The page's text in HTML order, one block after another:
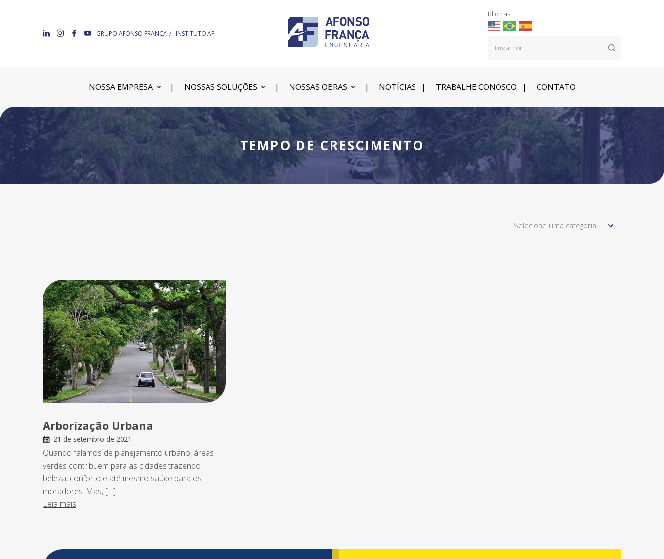
GRUPO AFONSO FRANÇA INSTITUTO AF
Idiomas:
NOSSA EMPRESA NOSSAS SOLUÇÕES NOSSAS OBRAS NOTÍCIAS TRABALHE CONOSCO CONTATO
TEMPO DE CRESCIMENTO
Selecione uma categoria
Arborização Urbana
21 de setembro de 2021
Quando falamos de planejamento urbano, áreas
verdes contribuem para as cidades trazendo
beleza, conforto e até mesmo saúde para os
moradores. Mas, […]
Leia mais